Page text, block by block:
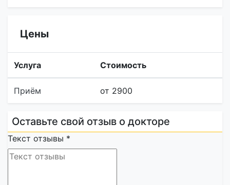
Цены
Услуга Стоимость
Приём от 2900
Оставьте свой отзыв о докторе
Текст отзывы *